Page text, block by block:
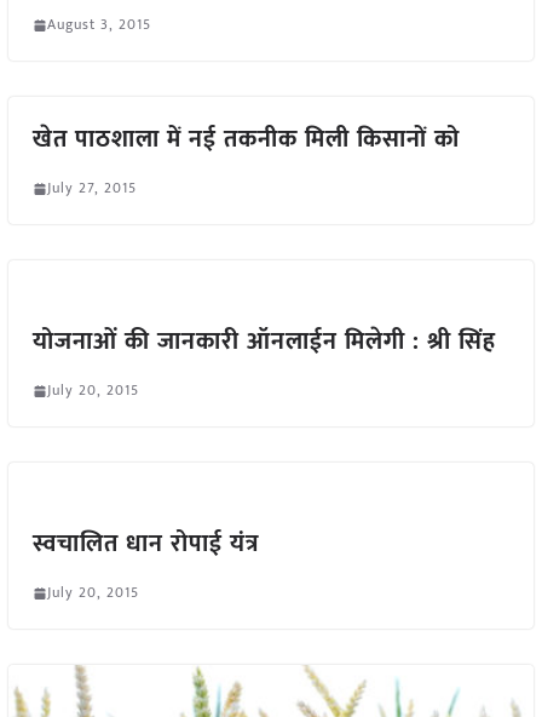
August 3, 2015
खेत पाठशाला में नई तकनीक मिली किसानों को
July 27, 2015
योजनाओं की जानकारी ऑनलाईन मिलेगी : श्री सिंह
July 20, 2015
स्वचालित धान रोपाई यंत्र
July 20, 2015